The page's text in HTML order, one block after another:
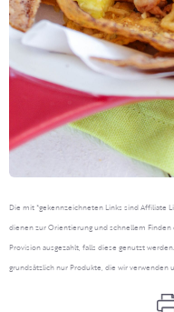
Die mit *gekennzeichneten Links sind Affiliate
dienen zur Orientierung und schnellem
Provision ausgezahlt, falls diese genutzt
grundsätzlich nur Produkte, die wir verwenden